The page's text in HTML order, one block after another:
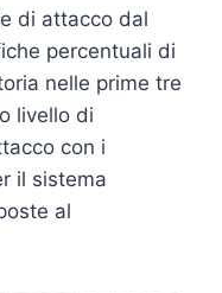
di attacco dal
percentuali di
nelle prime tre
livello di
con i
il sistema
al